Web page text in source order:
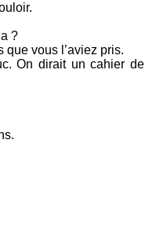
?
vous l’aviez pris.
On dirait un cahier de